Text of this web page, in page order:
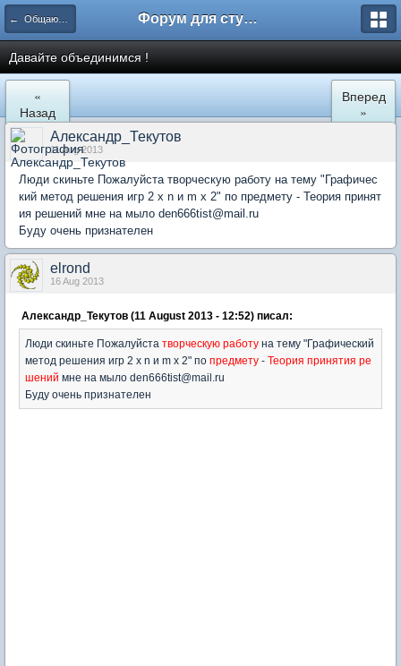
← Общаются информатики Форум для студента СГА
Давайте объединимся !
«
Назад
Вперед
»
Александр_Текутов
11 Aug 2013
Люди скиньте Пожалуйста творческую работу на тему "Графичес
кий метод решения игр 2 x n и m x 2" по предмету - Теория принят
ия решений мне на мыло den666tist@mail.ru
Буду очень признателен
elrond
16 Aug 2013
Александр_Текутов (11 August 2013 - 12:52) писал:
Люди скиньте Пожалуйста творческую работу на тему "Графический
метод решения игр 2 x n и m x 2" по предмету - Теория принятия ре
шений мне на мыло den666tist@mail.ru
Буду очень признателен